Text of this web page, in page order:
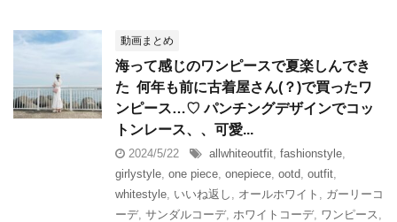
動画まとめ
海って感じのワンピースで夏楽しんでき
た ㅤㅤㅤㅤㅤㅤㅤㅤㅤㅤㅤㅤㅤ 何年も前に古着屋さん(？)で買ったワ
ンピース…♡ パンチングデザインでコッ
トンレース、、可愛...
2024/5/22 allwhiteoutfit, fashionstyle,
girlystyle, one piece, onepiece, ootd, outfit,
whitestyle, いいね返し , オールホワイト , ガーリーコ
ーデ, サンダルコーデ, ホワイトコーデ, ワンピース,